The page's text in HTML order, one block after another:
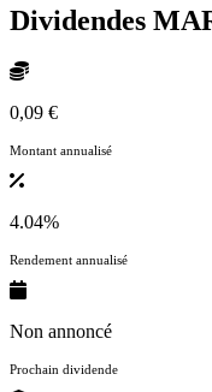
Dividendes
0,09 €
Montant annualisé
4.04%
Rendement annualisé
Non annoncé
Prochain dividende